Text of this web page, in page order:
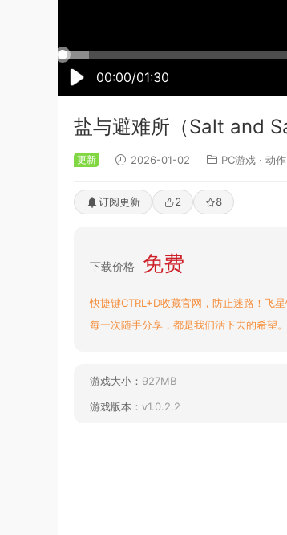
00:00/01:30
盐与避难所（Salt and
更新 2026-01-02 PC游戏 · 动
订阅更新 2 8
下载价格 免费
快捷键CTRL+D收藏官网，防止迷路！飞
每一次随手分享，都是我们活下去的希望。
游戏大小： 927MB
游戏版本： v1.0.2.2